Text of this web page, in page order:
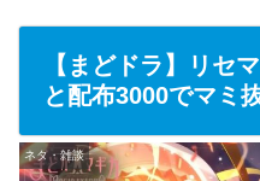
【まどドラ】リセ
と配布3000でマミ
ネタ・雑談